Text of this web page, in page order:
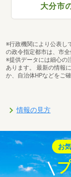
大分市
※行政機関により公表し
の政令指定都市は、市
※提供データには細心の
あります。 最新の情報
か、自治体HPなどをご
情報の見方
お